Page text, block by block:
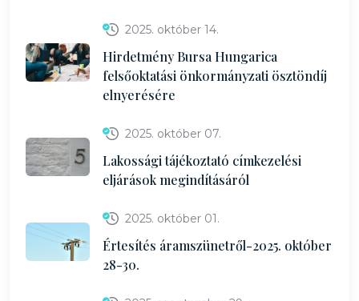
2025. október 14.
Hirdetmény Bursa Hungarica
felsőoktatási önkormányzati ösztöndíj
elnyerésére
2025. október 07.
Lakossági tájékoztató címkezelési
eljárások megindításáról
2025. október 01.
Értesítés áramszünetről-2025. október
28-30.